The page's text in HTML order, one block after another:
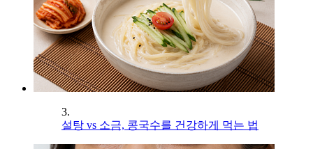
3.
설탕 vs 소금, 콩국수를 건강하게 먹는 법